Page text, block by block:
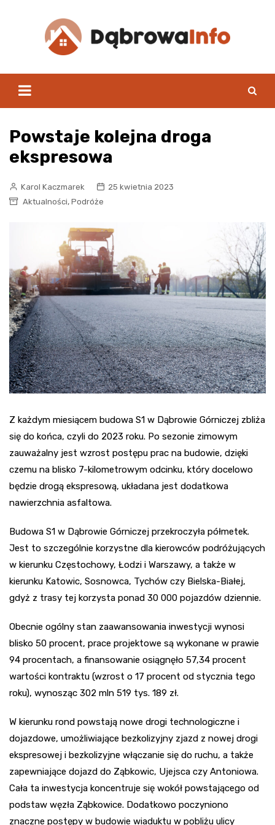
Powstaje kolejna droga
ekspresowa
Karol Kaczmarek
25 kwietnia 2023
Aktualności, Podróże
Z każdym miesiącem budowa S1 w Dąbrowie Górniczej zbliża
się do końca, czyli do 2023 roku. Po sezonie zimowym
zauważalny jest wzrost postępu prac na budowie, dzięki
czemu na blisko 7-kilometrowym odcinku, który docelowo
będzie drogą ekspresową, układana jest dodatkowa
nawierzchnia asfaltowa.
Budowa S1 w Dąbrowie Górniczej przekroczyła półmetek.
Jest to szczególnie korzystne dla kierowców podróżujących
w kierunku Częstochowy, Łodzi i Warszawy, a także w
kierunku Katowic, Sosnowca, Tychów czy Bielska-Białej,
gdyż z trasy tej korzysta ponad 30 000 pojazdów dziennie.
Obecnie ogólny stan zaawansowania inwestycji wynosi
blisko 50 procent, prace projektowe są wykonane w prawie
94 procentach, a finansowanie osiągnęło 57,34 procent
wartości kontraktu (wzrost o 17 procent od stycznia tego
roku), wynosząc 302 mln 519 tys. 189 zł.
W kierunku rond powstają nowe drogi technologiczne i
dojazdowe, umożliwiające bezkolizyjny zjazd z nowej drogi
ekspresowej i bezkolizyjne włączanie się do ruchu, a także
zapewniające dojazd do Ząbkowic, Ujejsca czy Antoniowa.
Cała ta inwestycja koncentruje się wokół powstającego od
podstaw węzła Ząbkowice. Dodatkowo poczyniono
znaczne postępy w budowie wiaduktu w pobliżu ulicy